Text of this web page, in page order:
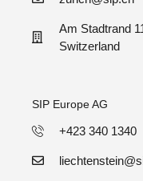
Am Stadtrand
Switzerland
SIP Europe AG
+423 340 1340